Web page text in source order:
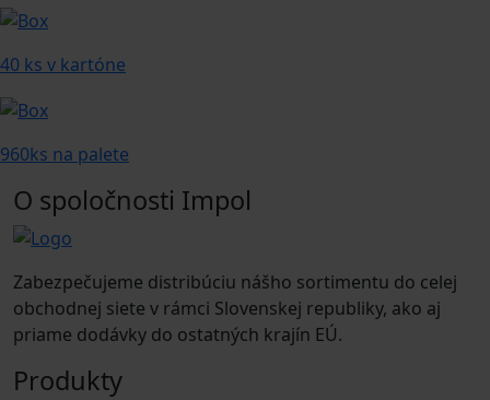
40 ks v kartóne
960ks na palete
O spoločnosti Impol
Zabezpečujeme distribúciu nášho sortimentu do celej
obchodnej siete v rámci Slovenskej republiky, ako aj
priame dodávky do ostatných krajín EÚ.
Produkty